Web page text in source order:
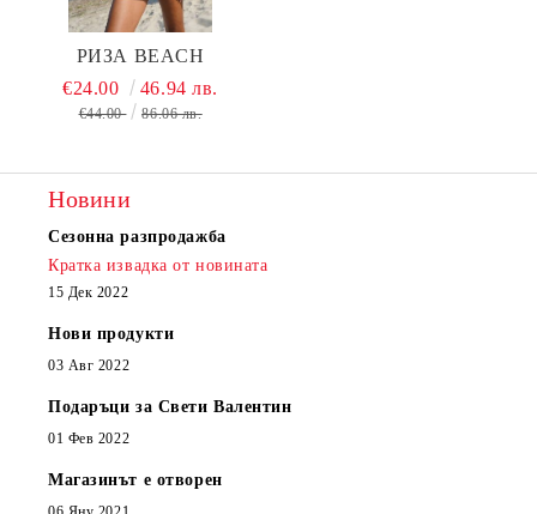
РИЗА BEACH
€24.00 46.94 лв.
€44.00 86.06 лв.
Новини
Сезонна разпродажба
Кратка извадка от новината
15 Дек 2022
Нови продукти
03 Авг 2022
Подаръци за Свети Валентин
01 Фев 2022
Магазинът е отворен